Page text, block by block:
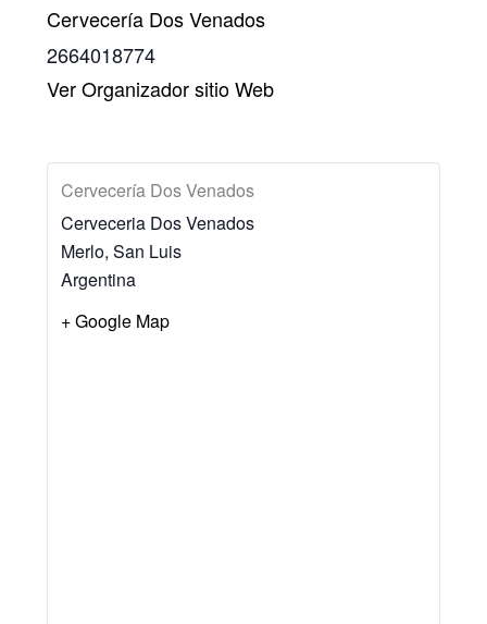
Cervecería Dos Venados
2664018774
Ver Organizador sitio Web
Cervecería Dos Venados
Cerveceria Dos Venados
Merlo, San Luis
Argentina
+ Google Map